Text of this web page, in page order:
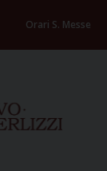
Orari S. Messe